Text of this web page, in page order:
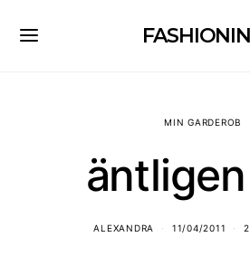
MIN GARDEROB
ALEXANDRA 11/04/2011